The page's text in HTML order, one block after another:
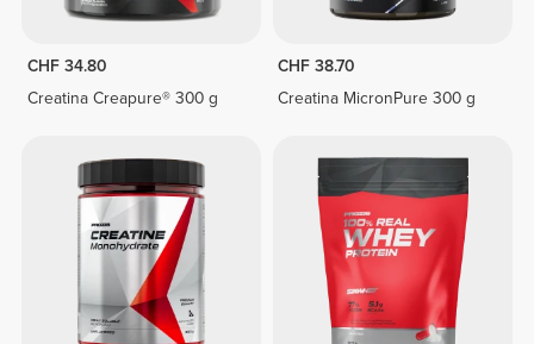
CHF 34.80
Creatina Creapure® 300 g
CHF 38.70
Creatina MicronPure 300 g